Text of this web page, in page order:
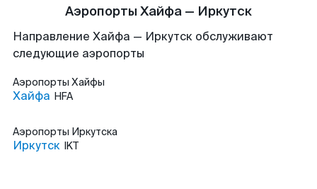
Аэропорты Хайфа — Иркутск
Направление Хайфа — Иркутск обслуживают
следующие аэропорты
Аэропорты Хайфы
Хайфа HFA
Аэропорты Иркутска
Иркутск IKT